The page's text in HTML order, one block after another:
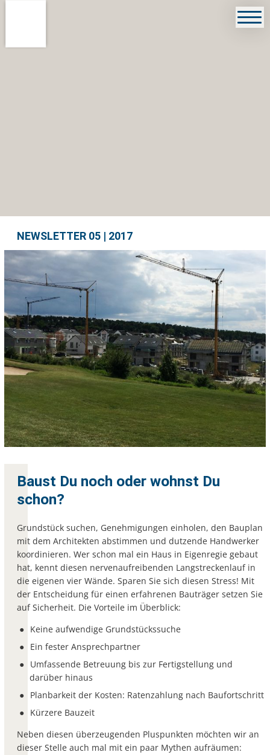
NEWSLETTER 05 | 2017
Baust Du noch oder wohnst Du
schon?
Grundstück suchen, Genehmigungen einholen, den Bauplan
mit dem Architekten abstimmen und dutzende Handwerker
koordinieren. Wer schon mal ein Haus in Eigenregie gebaut
hat, kennt diesen nervenaufreibenden Langstreckenlauf in
die eigenen vier Wände. Sparen Sie sich diesen Stress! Mit
der Entscheidung für einen erfahrenen Bauträger setzen Sie
auf Sicherheit. Die Vorteile im Überblick:
Keine aufwendige Grundstückssuche
Ein fester Ansprechpartner
Umfassende Betreuung bis zur Fertigstellung und
darüber hinaus
Planbarkeit der Kosten: Ratenzahlung nach Baufortschritt
Kürzere Bauzeit
Neben diesen überzeugenden Pluspunkten möchten wir an
dieser Stelle auch mal mit ein paar Mythen aufräumen: